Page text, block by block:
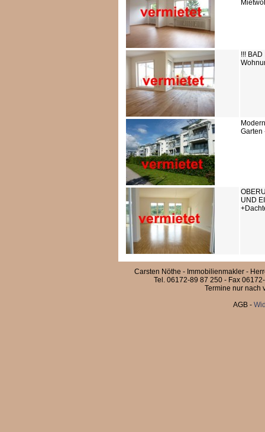
!!!
Garten
UND
Carsten Nöthe - Immobilienmakler -
Tel. 06172-89 87 250 - Fax
Termine nur nach
AGB -